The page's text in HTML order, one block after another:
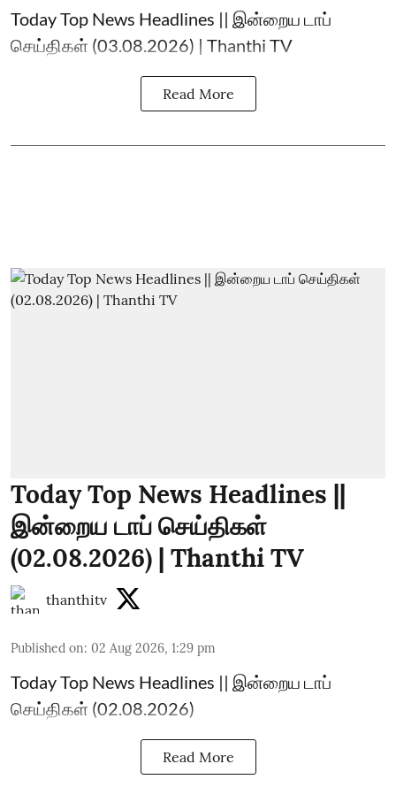
Today Top News Headlines || இன்றைய டாப்
செய்திகள் (03.08.2026) | Thanthi TV
Read More
Today Top News Headlines ||
இன்றைய டாப் செய்திகள்
(02.08.2026) | Thanthi TV
thanthitv
Published on: 02 Aug 2026, 1:29 pm
Today Top News Headlines || இன்றைய டாப்
செய்திகள் (02.08.2026)
Read More